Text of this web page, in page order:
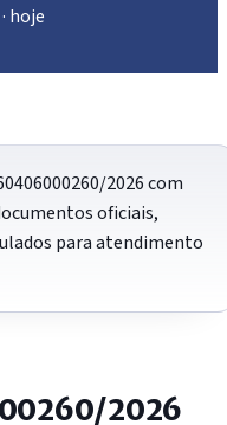
· hoje
2026 com
oficiais,
para atendimento
2026